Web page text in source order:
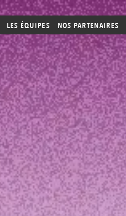
LES ÉQUIPES NOS PARTENAIRES